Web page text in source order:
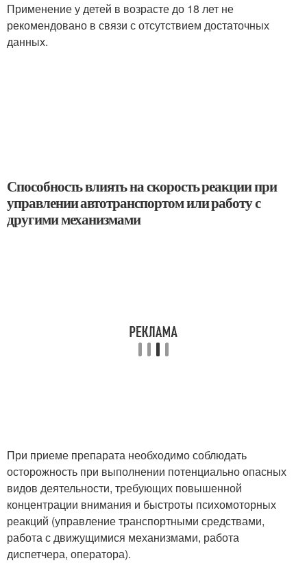
Применение у детей в возрасте до 18 лет не
рекомендовано в связи с отсутствием достаточных
данных.
Способность влиять на скорость реакции при
управлении автотранспортом или работу с
другими механизмами
При приеме препарата необходимо соблюдать
осторожность при выполнении потенциально опасных
видов деятельности, требующих повышенной
концентрации внимания и быстроты психомоторных
реакций (управление транспортными средствами,
работа с движущимися механизмами, работа
диспетчера, оператора).